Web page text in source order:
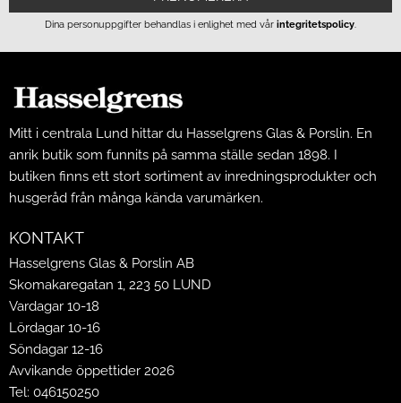
Dina personuppgifter behandlas i enlighet med vår integritetspolicy
Mitt i centrala Lund hittar du Hasselgrens Glas & Porslin. En
anrik butik som funnits på samma ställe sedan 1898. I
butiken finns ett stort sortiment av inredningsprodukter och
husgeråd från många kända varumärken.
KONTAKT
Hasselgrens Glas & Porslin AB
Skomakaregatan 1, 223 50 LUND
Vardagar 10-18
Lördagar 10-16
Söndagar 12-16
Avvikande öppettider 2026
Tel: 046150250